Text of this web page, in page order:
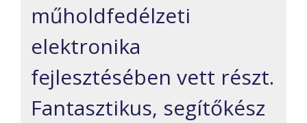
műholdfedélzeti
elektronika
fejlesztésében vett részt.
Fantasztikus, segítőkész